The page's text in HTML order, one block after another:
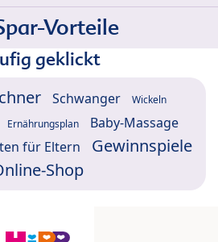
Vorteile
geklickt
Schwanger Wickeln
Ernährungsplan Baby-Massage
für Eltern
Gewinnspiele
Shop